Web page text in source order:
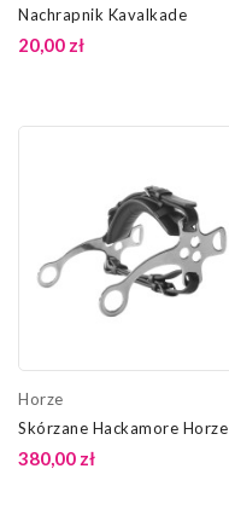
Nachrapnik Kavalkade
20,00 zł
Horze
Skórzane Hackamore Horze
380,00 zł